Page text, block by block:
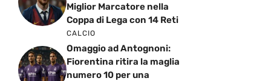
Miglior Marcatore nella
Coppa di Lega con 14 Reti
CALCIO
Omaggio ad Antognoni:
Fiorentina ritira la maglia
numero 10 per una